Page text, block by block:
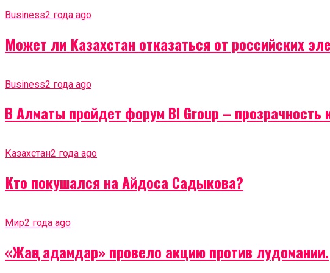
Business2 года ago
Может ли Казахстан отказаться от российских
Business2 года ago
В Алматы пройдет форум BI Group –
Казахстан2 года ago
Кто покушался на Айдоса Садыкова?
Мир2 года ago
«Жаңа адамдар» провело акцию против лудомании.